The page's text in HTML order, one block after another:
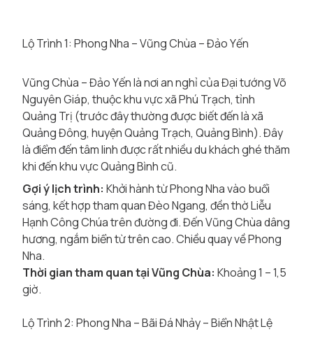
Lộ Trình 1: Phong Nha – Vũng Chùa – Đảo Yến
Vũng Chùa – Đảo Yến là nơi an nghỉ của Đại tướng Võ
Nguyên Giáp, thuộc khu vực xã Phú Trạch, tỉnh
Quảng Trị (trước đây thường được biết đến là xã
Quảng Đông, huyện Quảng Trạch, Quảng Bình). Đây
là điểm đến tâm linh được rất nhiều du khách ghé thăm
khi đến khu vực Quảng Bình cũ.
Gợi ý lịch trình: Khởi hành từ Phong Nha vào buổi
sáng, kết hợp tham quan Đèo Ngang, đền thờ Liễu
Hạnh Công Chúa trên đường đi. Đến Vũng Chùa dâng
hương, ngắm biển từ trên cao. Chiều quay về Phong
Nha.
Thời gian tham quan tại Vũng Chùa: Khoảng 1 – 1,5
giờ.
Lộ Trình 2: Phong Nha – Bãi Đá Nhảy – Biển Nhật Lệ